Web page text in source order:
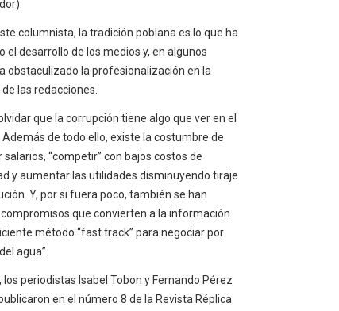
columnista, la tradición poblana es lo que ha
el desarrollo de los medios y, en algunos
obstaculizado la profesionalización en la
las redacciones.
que la corrupción tiene algo que ver en el
de todo ello, existe la costumbre de
salarios, “competir” con bajos costos de
y aumentar las utilidades disminuyendo tiraje
Y, por si fuera poco, también se han
que convierten a la información
método “fast track” para negociar por
agua”.
los periodistas Isabel Tobon y Fernando Pérez
en el número 8 de la Revista Réplica